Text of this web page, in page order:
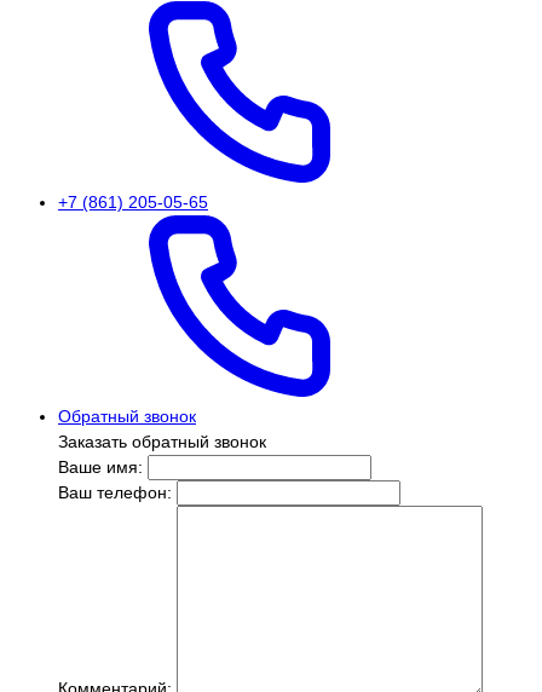
+7 (861) 205-05-65
Обратный звонок
Заказать обратный звонок
Ваше имя:
Ваш телефон: